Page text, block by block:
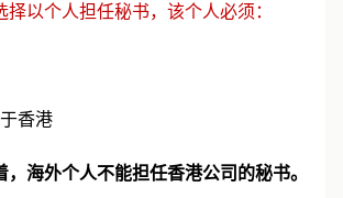
择以个人担任秘书，该个人必须：
香港
，海外个人不能担任香港公司的秘书。